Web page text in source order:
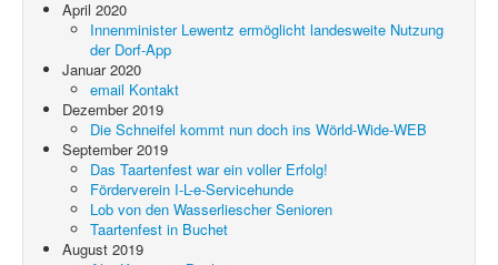
April 2020
Innenminister Lewentz ermöglicht landesweite Nutzung
der Dorf-App
Januar 2020
email Kontakt
Dezember 2019
Die Schneifel kommt nun doch ins Wörld-Wide-WEB
September 2019
Das Taartenfest war ein voller Erfolg!
Förderverein I-L-e-Servicehunde
Lob von den Wasserliescher Senioren
Taartenfest in Buchet
August 2019